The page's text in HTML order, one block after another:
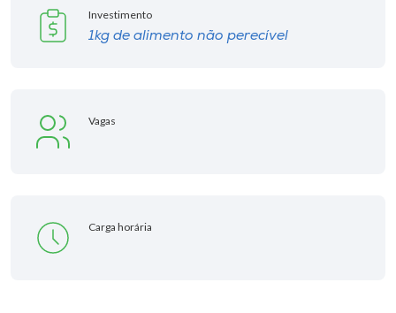
Investimento
1kg de alimento não perecível
Vagas
Carga horária